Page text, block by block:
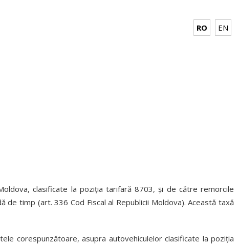
RO EN
clasificate la poziţia tarifară 8703, şi de către remorcile
timp (art. 336 Cod Fiscal al Republicii Moldova). Această taxă
corespunzătoare, asupra autovehiculelor clasificate la poziţia